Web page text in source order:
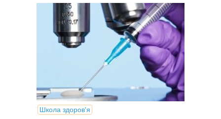
Школа здоров'я